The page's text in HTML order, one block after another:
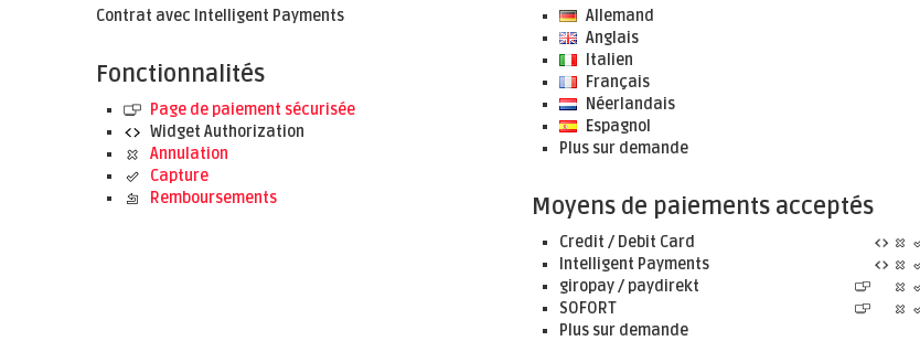
Contrat avec Intelligent Payments
Fonctionnalités
Page de paiement sécurisée
Widget Authorization
Annulation
Capture
Remboursements
Allemand
Anglais
Italien
Français
Néerlandais
Espagnol
Plus sur demande
Moyens de paiements acceptés
Credit / Debit Card
Intelligent Payments
giropay / paydirekt
SOFORT
Plus sur demande